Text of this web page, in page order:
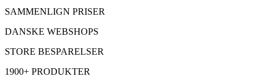
SAMMENLIGN PRISER
DANSKE WEBSHOPS
STORE BESPARELSER
1900+ PRODUKTER